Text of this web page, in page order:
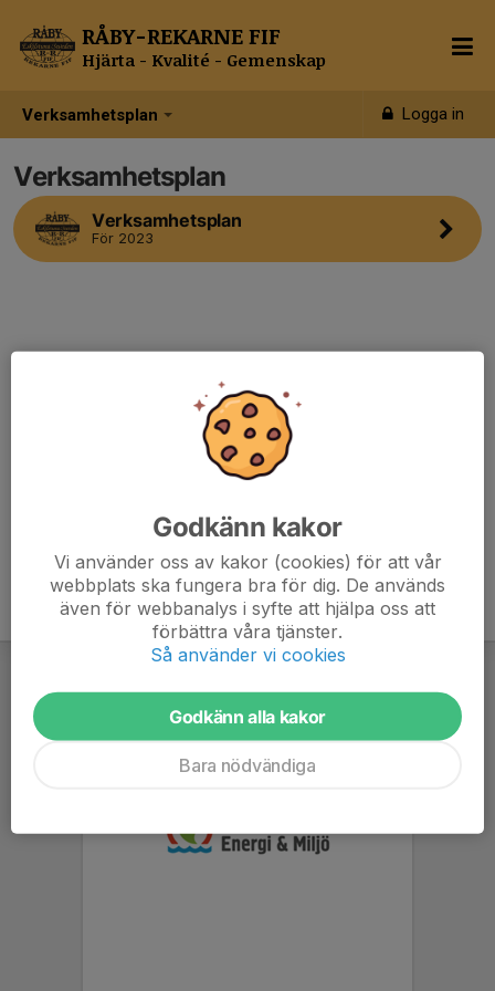
Verksamhetsplan Logga in
RÅBY-REKARNE FIF
Hjärta - Kvalité - Gemenskap
Verksamhetsplan
Verksamhetsplan
För 2023
Godkänn kakor
Vi använder oss av kakor (cookies) för att vår
webbplats ska fungera bra för dig. De används
även för webbanalys i syfte att hjälpa oss att
förbättra våra tjänster.
Så använder vi cookies
Godkänn alla kakor
Bara nödvändiga